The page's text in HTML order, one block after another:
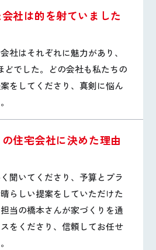
社は的を射ていました
社はそれぞれに魅力があり、
どでした。どの会社も私たちの
をしてくださり、真剣に悩ん
住宅会社に決めた理由
聞いてくださり、予算とプラ
らしい提案をしていただけた
当の橋本さんが家づくりを通
をくださり、信頼してお任せ